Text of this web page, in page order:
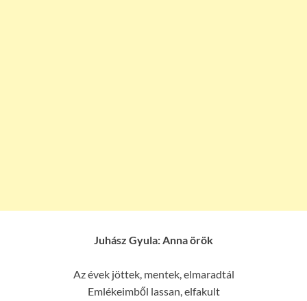
Juhász Gyula: Anna örök
Az évek jöttek, mentek, elmaradtál
Emlékeimből lassan, elfakult